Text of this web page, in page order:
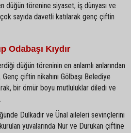
düğün törenine siyaset, iş dünyası ve
sayıda davetli katılarak genç çiftin
Odabaşı Kıydır
düğün töreninin en anlamlı anlarından
çiftin nikahını Gölbaşı Belediye
bir ömür boyu mutluluklar diledi ve
Dulkadir ve Ünal aileleri sevinçlerini
yuvalarında Nur ve Durukan çiftine